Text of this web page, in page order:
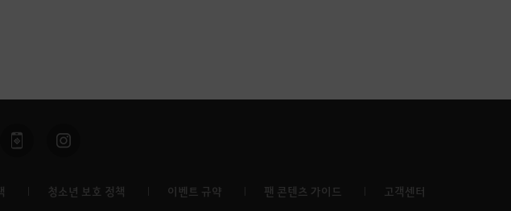
청소년 보호 정책 이벤트 규약 팬 콘텐츠 가이드
고객센터